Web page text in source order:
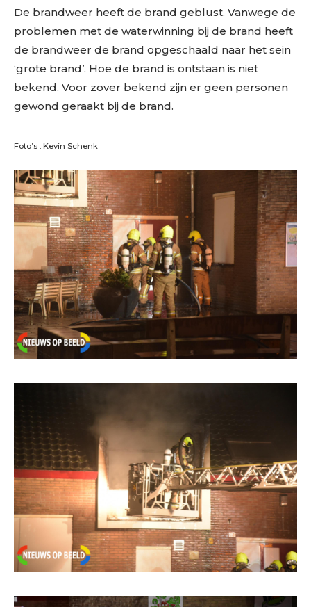
De brandweer heeft de brand geblust. Vanwege de
problemen met de waterwinning bij de brand heeft
de brandweer de brand opgeschaald naar het sein
‘grote brand’. Hoe de brand is ontstaan is niet
bekend. Voor zover bekend zijn er geen personen
gewond geraakt bij de brand.
Foto’s : Kevin Schenk